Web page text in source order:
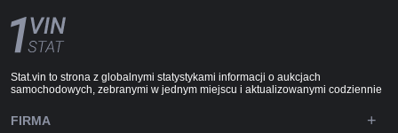
Stat.vin to strona z globalnymi statystykami informacji o aukcjach
samochodowych, zebranymi w jednym miejscu i aktualizowanymi codziennie
FIRMA